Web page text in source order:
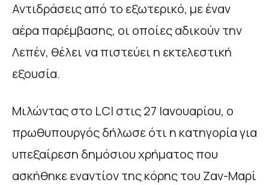
Αντιδράσεις από το εξωτερικό, με έναν
αέρα παρέμβασης, οι οποίες αδικούν την
Λεπέν, θέλει να πιστεύει η εκτελεστική
εξουσία.
Μιλώντας στο LCI στις 27 Ιανουαρίου, ο
πρωθυπουργός δήλωσε ότι η κατηγορία για
υπεξαίρεση δημόσιου χρήματος που
ασκήθηκε εναντίον της κόρης του Ζαν-Μαρί